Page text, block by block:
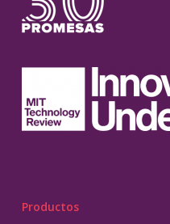
Productos